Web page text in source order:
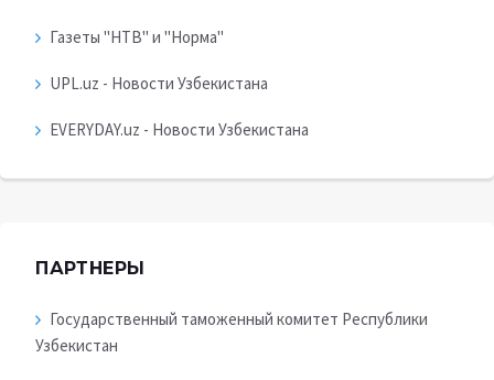
Газеты "НТВ" и "Норма"
UPL.uz - Новости Узбекистана
EVERYDAY.uz - Новости Узбекистана
ПАРТНЕРЫ
Государственный таможенный комитет Республики
Узбекистан